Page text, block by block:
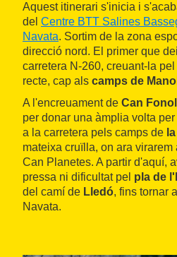
Aquest itinerari s'inicia i
del Centre BTT Salines
Navata. Sortim de la zona
direcció nord. El primer que
carretera N-260, creuant-la
recte, cap als camps de Manol
A l'encreuament de Can
per donar una àmplia volta per
a la carretera pels camps de
mateixa cruïlla, on ara
Can Planetes. A partir d'aquí,
pressa ni dificultat pel pla de
del camí de Lledó, fins tornar
Navata.